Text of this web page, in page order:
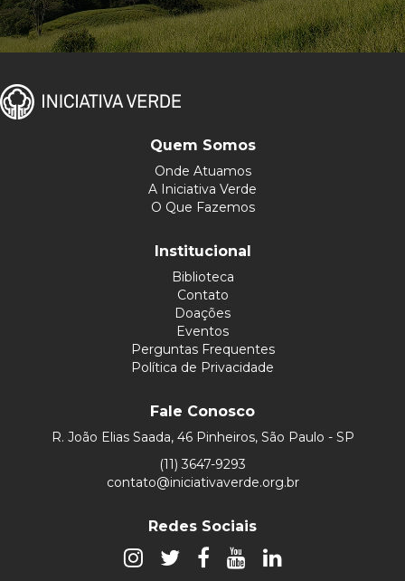
Quem Somos
Onde Atuamos
A Iniciativa Verde
O Que Fazemos
Institucional
Biblioteca
Contato
Doações
Eventos
Perguntas Frequentes
Política de Privacidade
Fale Conosco
R. João Elias Saada, 46 Pinheiros, São Paulo - SP
(11) 3647-9293
contato@iniciativaverde.org.br
Redes Sociais